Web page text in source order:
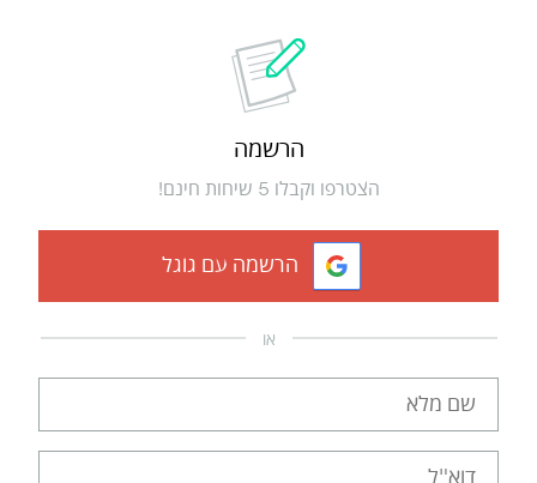
הרשמה
הצטרפו וקבלו 5 שיחות חינם!
הרשמה עם גוגל
או